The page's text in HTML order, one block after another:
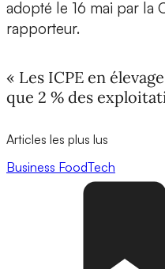
adopté le 16 mai par la
rapporteur.
« Les ICPE en
que 2 % des
Articles les plus lus
Business FoodTech